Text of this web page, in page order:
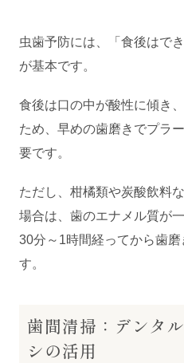
虫歯予防には、「食後はで
が基本です。
食後は口の中が酸性に傾き
ため、早めの歯磨きでプラ
要です。
ただし、柑橘類や炭酸飲料
場合は、歯のエナメル質が
30分～1時間経ってから歯
す。
歯間清掃：デンタ
シの活用